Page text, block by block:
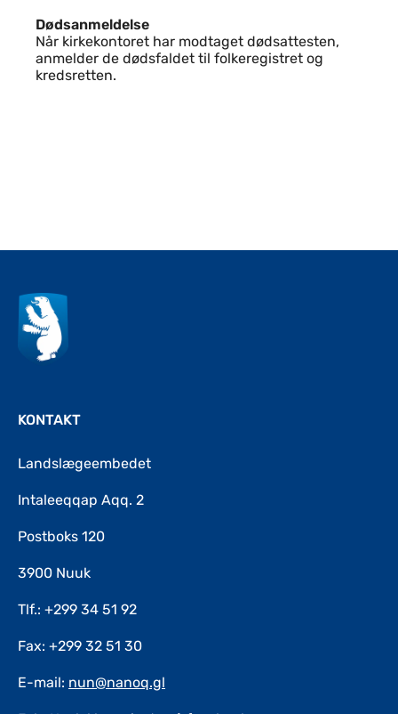
Dødsanmeldelse
Når kirkekontoret har modtaget dødsattesten,
anmelder de dødsfaldet til folkeregistret og
kredsretten.
KONTAKT
Landslægeembedet
Intaleeqqap Aqq. 2
Postboks 120
3900 Nuuk
Tlf.: +299 34 51 92
Fax: +299 32 51 30
E-mail: nun@nanoq.gl